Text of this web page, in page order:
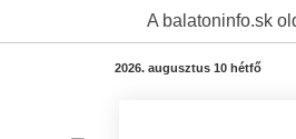
A balatoninfo.sk
2026. augusztus 10 hétfő